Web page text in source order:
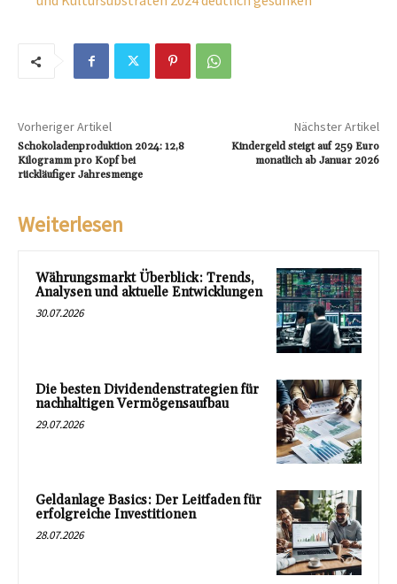
Vorheriger Artikel
Schokoladenproduktion 2024: 12,8
Kilogramm pro Kopf bei
rückläufiger Jahresmenge
Nächster Artikel
Kindergeld steigt auf 259 Euro
monatlich ab Januar 2026
Weiterlesen
Währungsmarkt Überblick: Trends,
Analysen und aktuelle Entwicklungen
30.07.2026
Die besten Dividendenstrategien für
nachhaltigen Vermögensaufbau
29.07.2026
Geldanlage Basics: Der Leitfaden für
erfolgreiche Investitionen
28.07.2026